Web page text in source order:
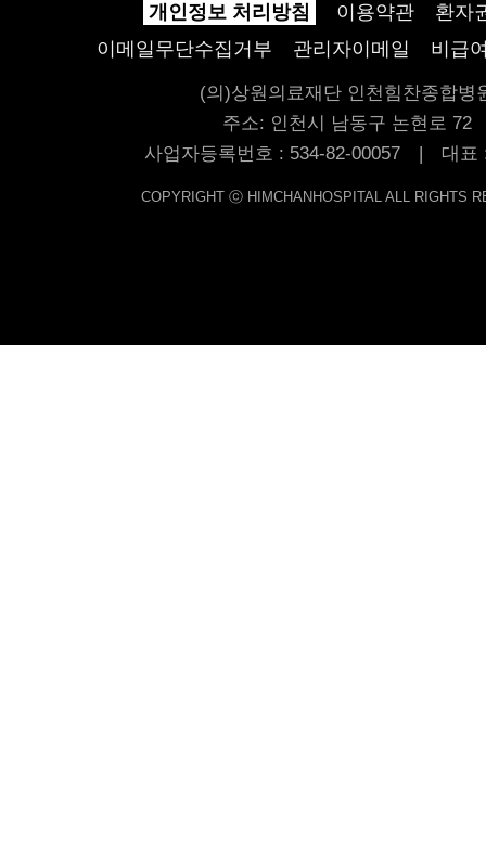
개인정보 처리방침 이용약관
환자
이메일무단수집거부
관리자이메일 비급
(의)상원의료재단 인천힘찬종합병
주소: 인천시 남동구 논현로 72
사업자등록번호 : 534-82-00057 | 대표
COPYRIGHT ⓒ HIMCHANHOSPITAL ALL RIGHTS